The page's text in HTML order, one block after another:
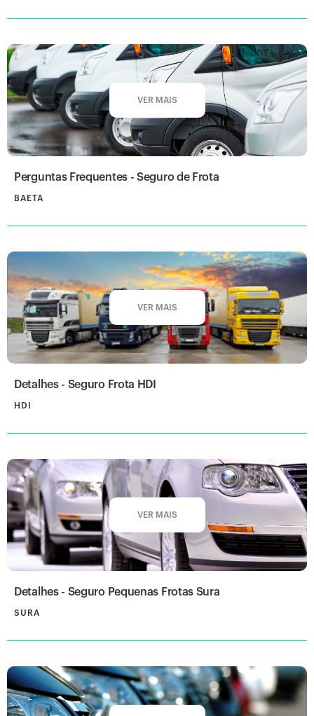
VER MAIS
Perguntas Frequentes - Seguro de Frota
BAETA
VER MAIS
Detalhes - Seguro Frota HDI
HDI
VER MAIS
Detalhes - Seguro Pequenas Frotas Sura
SURA